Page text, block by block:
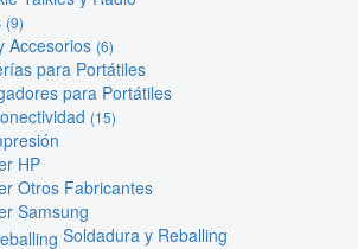
(9)
Accesorios (6)
para Portátiles
para Portátiles
(15)
HP
Otros Fabricantes
Samsung
Soldadura y Reballing